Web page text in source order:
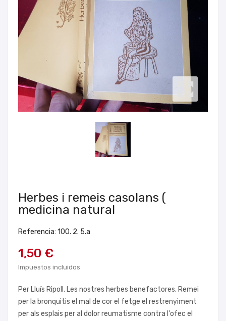
Herbes i remeis casolans (
medicina natural
Referencia: 100. 2. 5.a
1,50 €
Impuestos incluidos
Per Lluís Ripoll. Les nostres herbes benefactores. Remei
per la bronquitis el mal de cor el fetge el restrenyiment
per als esplais per al dolor reumatisme contra l'ofec el